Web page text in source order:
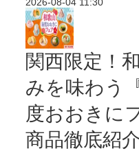
関西限定！
みを味わう
度おおきに
商品徹底紹